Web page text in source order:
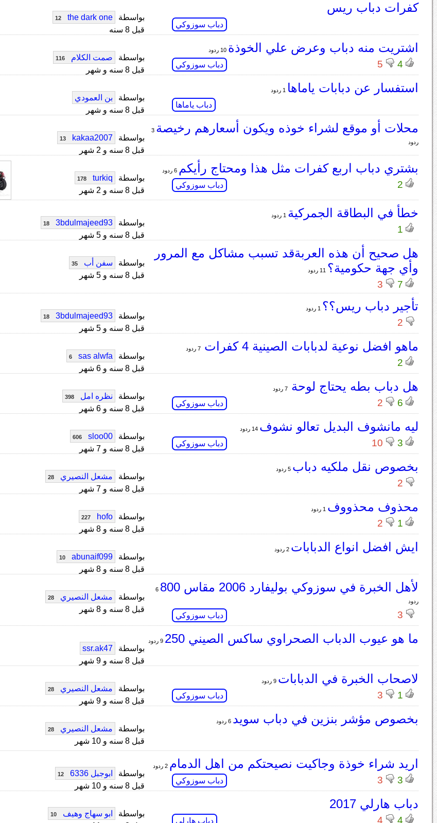
كفرات دباب ريس
دباب سوزوكي
بواسطة the dark one
12
قبل 8 سنه
اشتريت منه دباب وعرض علي الخوذة 10 ردود
4
5 دباب سوزوكي
بواسطة صمت الكلام 116
قبل 8 سنه و شهر
استفسار عن دبابات ياماها
دباب ياماها
بواسطة
بن العمودي
قبل 8 سنه و شهر
محلات أو موقع لشراء خوذه ويكون أسعارهم رخيصة 3
ردود
بواسطة kakaa2007
13
قبل 8 سنه و 2 شهر
بشتري دباب اربع كفرات مثل هذا ومحتاج رأيكم 6 ردود
2 دباب سوزوكي
بواسطة turkiq
178
قبل 8 سنه و 2 شهر
خطأ في البطاقة الجمركية
1
بواسطة 3bdulmajeed93
18
قبل 8 سنه و 5 شهر
هل صحيح أن هذه العربةقد تسبب مشاكل مع المرور
وأي جهة حكومية؟
7
3
بواسطة سفن أب 35
قبل 8 سنه و 5 شهر
تأجير دباب ريس؟؟
2
بواسطة 3bdulmajeed93
18
قبل 8 سنه و 5 شهر
ماهو افضل نوعية لدبابات الصينية 4 كفرات 7 ردود
2
بواسطة sas alwfa
6
قبل 8 سنه و 6 شهر
هل دباب بطه يحتاج لوحة7 ردود
6
2 دباب سوزوكي
بواسطة نظره امل 398
قبل 8 سنه و 6 شهر
ليه مانشوف البديل تعالو نشوف 14 ردود
3
10 دباب سوزوكي
بواسطة sloo00
606
قبل 8 سنه و 7 شهر
بخصوص نقل ملكيه دباب 5 ردود
2
بواسطة مشعل النصيري 28
قبل 8 سنه و 7 شهر
محذوف محذووف
1
2
بواسطة hofo
227
قبل 8 سنه و 8 شهر
ايش افضل انواع الدبابات 2 ردود
بواسطة abunaif099
10
قبل 8 سنه و 8 شهر
لأهل الخبرة في سوزوكي بوليفارد 2006 مقاس 800
6
ردود
3 دباب سوزوكي
بواسطة مشعل النصيري 28
قبل 8 سنه و 8 شهر
ما هو عيوب الدباب الصحراوي ساكس الصيني 250 9 ردود
بواسطة
ssr.ak47
قبل 8 سنه و 9 شهر
لاصحاب الخبرة في الدبابات 9 ردود
1
3 دباب سوزوكي
بواسطة مشعل النصيري 28
قبل 8 سنه و 9 شهر
بخصوص مؤشر بنزين في دباب سويد 6 ردود
بواسطة مشعل النصيري 28
قبل 8 سنه و 10 شهر
اريد شراء خوذة وجاكيت نصيحتكم من اهل الدمام 2 ردود
3
3 دباب سوزوكي
بواسطة ابوجبل 6336 12
قبل 8 سنه و 10 شهر
دباب هارلي 2017
4
4 دباب هارلي
بواسطة ابو سهاج وهيف 10